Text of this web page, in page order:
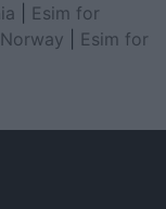
Esim for
Esim for